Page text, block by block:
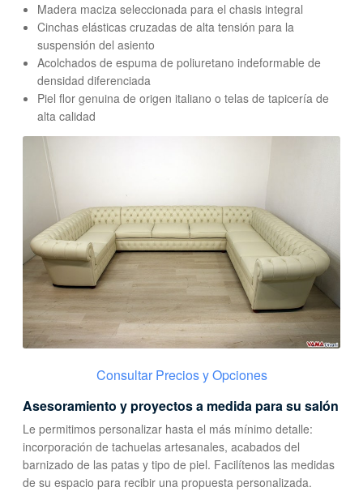
Madera maciza seleccionada para el chasis integral
Cinchas elásticas cruzadas de alta tensión para la
suspensión del asiento
Acolchados de espuma de poliuretano indeformable de
densidad diferenciada
Piel flor genuina de origen italiano o telas de tapicería de
alta calidad
Consultar Precios y Opciones
Asesoramiento y proyectos a medida para su salón
Le permitimos personalizar hasta el más mínimo detalle:
incorporación de tachuelas artesanales, acabados del
barnizado de las patas y tipo de piel. Facilítenos las medidas
de su espacio para recibir una propuesta personalizada.